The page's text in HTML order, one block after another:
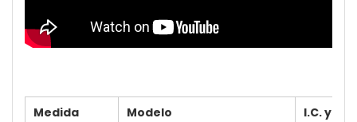
Medida Modelo
I.C. y V.